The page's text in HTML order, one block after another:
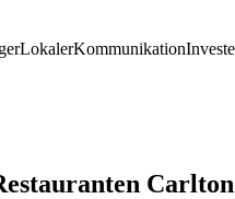
LokalerKommunikation